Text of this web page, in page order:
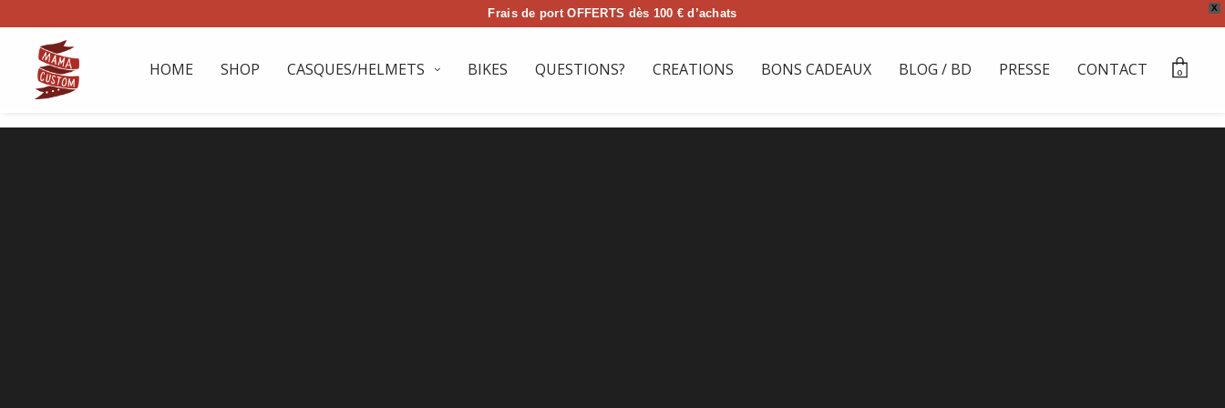
X
Frais de port OFFERTS dès 100 € d’achats
HOME SHOP CASQUES/HELMETS BIKES QUESTIONS? CREATIONS BONS CADEAUX BLOG / BD PRESSE CONTACT 0